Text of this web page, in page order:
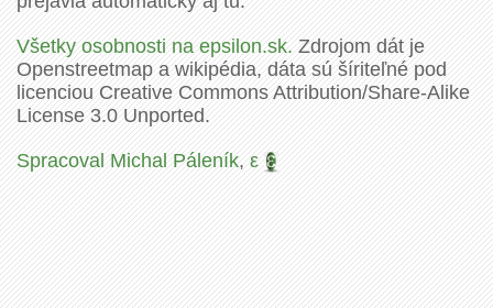
Všetky osobnosti na epsilon.sk.Zdrojom dát je
Openstreetmap a wikipédia, dáta sú šíriteľné pod
licenciou Creative Commons Attribution/Share-Alike
License 3.0 Unported.
Spracoval Michal Páleník,ε